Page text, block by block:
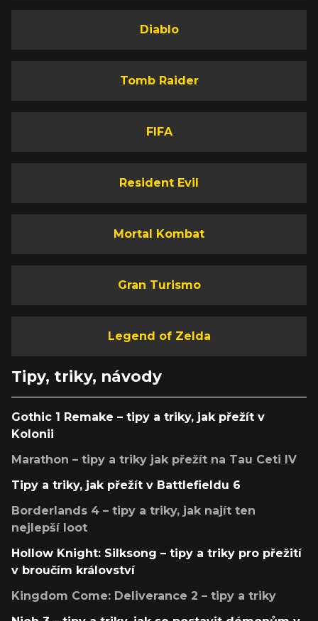
Diablo
Tomb Raider
FIFA
Resident Evil
Mortal Kombat
Gran Turismo
Legend of Zelda
Tipy, triky, návody
Gothic 1 Remake – tipy a triky, jak přežít v
Kolonii
Marathon – tipy a triky jak přežít na Tau Ceti IV
Tipy a triky, jak přežít v Battlefieldu 6
Borderlands 4 – tipy a triky, jak najít ten
nejlepší loot
Hollow Knight: Silksong – tipy a triky pro přežití
v broučím království
Kingdom Come: Deliverance 2 – tipy a triky